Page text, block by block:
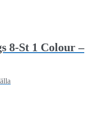
8-St 1 Colour –